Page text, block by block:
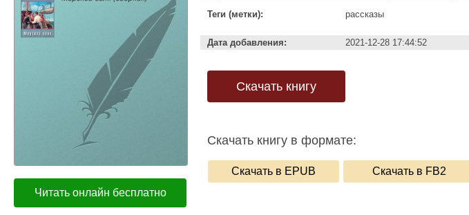
Читать онлайн бесплатно
Теги (метки): рассказы
Дата добавления: 2021-12-28 17:44:52
Скачать книгу
Скачать книгу в формате:
Скачать в EPUB Скачать в FB2